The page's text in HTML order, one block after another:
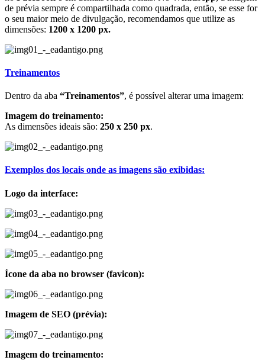
de prévia sempre é compartilhada como quadrada, então, se esse for
o seu maior meio de divulgação, recomendamos que utilize as
dimensões: 1200 x 1200 px.
Treinamentos
Dentro da aba “Treinamentos”, é possível alterar uma imagem:
Imagem do treinamento:
As dimensões ideais são: 250 x 250 px.
Exemplos dos locais onde as imagens são exibidas:
Logo da interface:
Ícone da aba no browser (favicon):
Imagem de SEO (prévia):
Imagem do treinamento: